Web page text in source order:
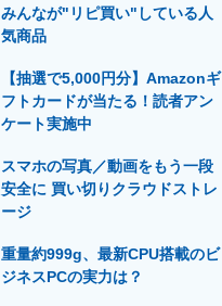
建設×テクノロジーの最前線
みんなが"リピ買い"している人
気商品
【抽選で5,000円分】Amazonギ
フトカードが当たる！読者アン
ケート実施中
スマホの写真／動画をもう一段
安全に 買い切りクラウドストレ
ージ
重量約999g、最新CPU搭載のビ
ジネスPCの実力は？